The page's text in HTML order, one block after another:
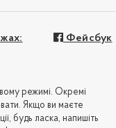
Фейсбук
режимі. Окремі
Якщо ви маєте
будь ласка, напишіть